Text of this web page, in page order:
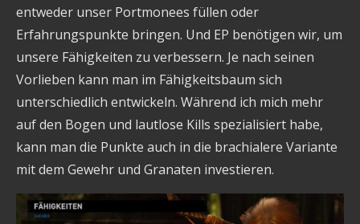
entweder unser Portmonees füllen oder
Erfahrungspunkte bringen. Und EP benötigen wir, um
unsere Fähigkeiten zu verbessern. Je nach seinen
Vorlieben kann man im Fähigkeitsbaum sich
unterschiedlich entwickeln. Während ich mich mehr
auf den Bogen und lautlose Kills spezialisiert habe,
kann man die Punkte auch in die brachialere Variante
mit dem Gewehr und Granaten investieren.